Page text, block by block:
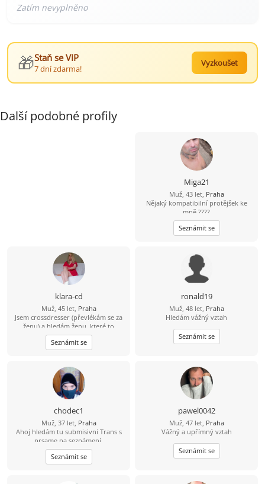
🎁Staň se VIP
7 dní zdarma!
Vyzkoušet
Další podobné profily
Miga21
Muž, 43 let, Praha
Nějaký kompatibilní protějšek ke
mně ????
Seznámit se
klara-cd
Muž, 45 let, Praha
Jsem crossdresser (převlékám se za
ženu) a hledám ženu, které to
nevadí.claragirl@email.cz
Seznámit se
ronald19
Muž, 48 let, Praha
Hledám vážný vztah
Seznámit se
chodec1
Muž, 37 let, Praha
Ahoj hledám tu submisivni Trans s
prsame na seznámení.
Seznámit se
pawel0042
Muž, 47 let, Praha
Vážný a upřímný vztah
Seznámit se